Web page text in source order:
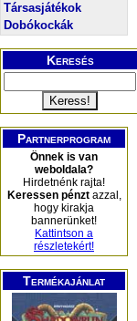
Társasjátékok
Dobókockák
Keresés
Partnerprogram
Önnek is van
weboldala?
Hirdetnénk rajta!
Keressen pénztazzal,
hogy kirakja
bannerünket!
Kattintson a
részletekért!
Termékajánlat